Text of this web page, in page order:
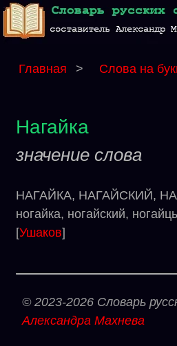
Главная > Слова на
Нагайка
значение слова
НАГАЙКА, НАГАЙСКИЙ,
ногайка, ногайский,
[Ушаков]
© 2023-2026 Словарь
Александра Махнева